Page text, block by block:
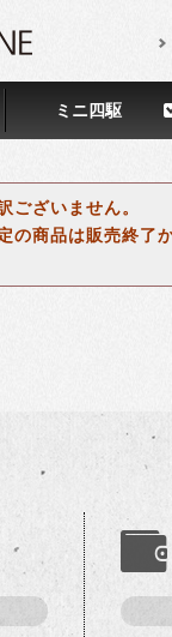
ミニ四駆
ございません。
の商品は販売終了